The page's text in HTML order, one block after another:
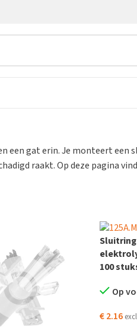
een gat erin. Je monteert een
raakt. Op deze pagina
Sluitring
100
Op
€2.16